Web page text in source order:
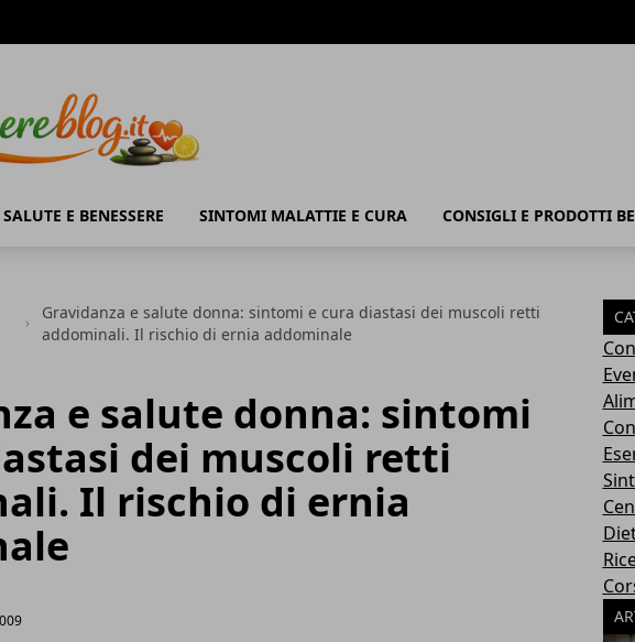
E BENESSERE SINTOMI MALATTIE E CURA CONSIGLI E PRODOTTI
Gravidanza e salute donna: sintomi e cura diastasi dei muscoli retti
addominali. Il rischio di ernia addominale
e salute donna: sintomi
dei muscoli retti
Il rischio di ernia